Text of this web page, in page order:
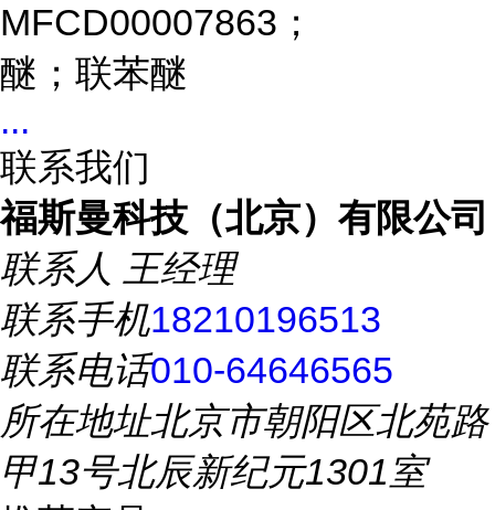
MFCD00007863；
醚；联苯醚
...
联系我们
福斯曼科技（北京）有限公司
联系人 王经理
联系手机18210196513
联系电话010-64646565
所在地址北京市朝阳区北苑路
甲13号北辰新纪元1301室